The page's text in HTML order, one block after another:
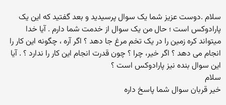
سلام .دوست عزیز شما یک سوال پرسیدید و بعد گفتید که این یک
پارادوکس است ؛ حال من یک سوال از خدمت شما دارم . آیا خدا
میتواند کره زمین را در یک تخم مرغ جا دهد ؟ اگر آره ، چگونه این کار را
انجام می دهد ؟ اگر خیر، چرا ؟ چون قدرت انجام این کار را ندارد ؟ . آیا
این سوال بنده نیز پارادوکس است ؟
سلام
خیر قربان سوال شما پاسخ داره